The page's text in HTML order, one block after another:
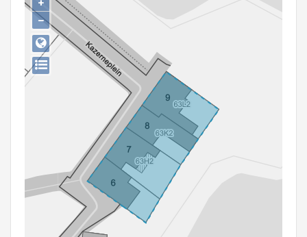
Hergebruik
Aanmelden
−